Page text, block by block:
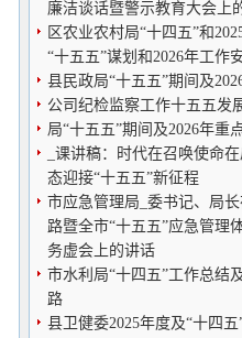
廉洁谈话暨警示教育大会上
区农业农村局“十四五”和
“十五五”谋划和2026年工作
县民政局“十五五”期间及
公司纪检监察工作十五五发
局“十五五”期间及2026年重
_课讲稿：时代在召唤使命
态迎接“十五五”新征程
市应急管理局_委书记、局
路暨全市“十五五”应急管理
务虚会上的讲话
市水利局“十四五”工作总结
路
县卫健委2025年度及“十四